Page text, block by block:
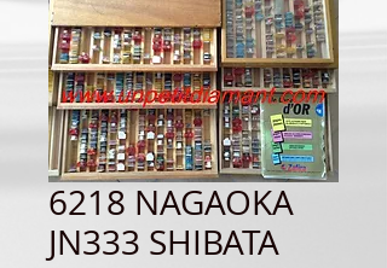
6218 NAGAOKA
JN333 SHIBATA